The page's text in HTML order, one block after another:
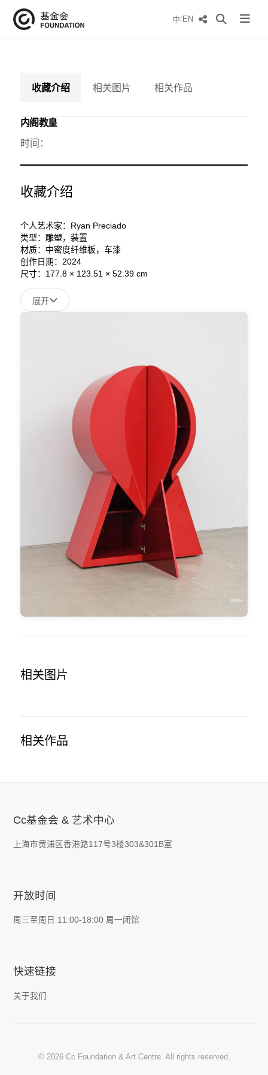
中/EN
收藏介绍 相关图片 相关作品
内阁教皇
时间：
收藏介绍
个人艺术家：Ryan Preciado
类型：雕塑，装置
材质：中密度纤维板，车漆
创作日期：2024
尺寸： 177.8 × 123.51 × 52.39 cm
展开
相关图片
相关作品
Cc基金会 & 艺术中心
上海市黄浦区香港路117号3楼303&301B室
开放时间
周三至周日 11:00-18:00 周一闭馆
快速链接
关于我们
© 2026 Cc Foundation & Art Centre. All rights reserved.